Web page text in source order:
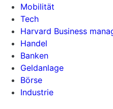
Mobilität
Tech
Harvard Business
Handel
Banken
Geldanlage
Börse
Industrie